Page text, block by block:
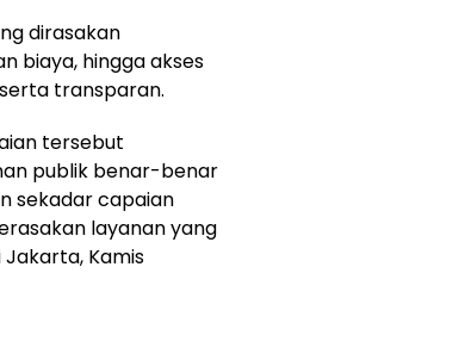
dirasakan
biaya, hingga akses
transparan.
tersebut
publik benar-benar
sekadar capaian
layanan yang
Jakarta, Kamis